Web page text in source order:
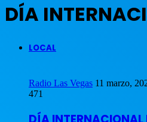
DÍA
LOCAL
Radio Las Vegas 11 marzo,
471